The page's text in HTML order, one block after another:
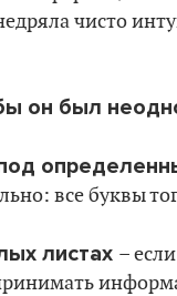
чисто
он был
все буквы
листах –